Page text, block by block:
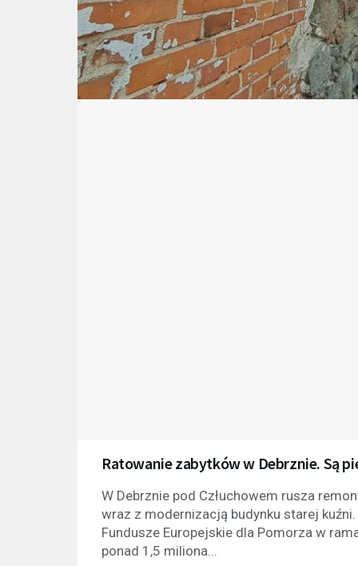
Ratowanie zabytków w Debrznie. Są
W Debrznie pod Człuchowem rusza
wraz z modernizacją budynku starej
Fundusze Europejskie dla Pomorza w
ponad 1,5 miliona...